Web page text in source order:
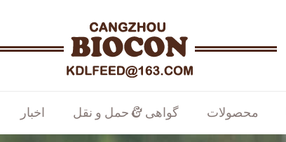
محصولات گواهی & حمل و نقل اخبار